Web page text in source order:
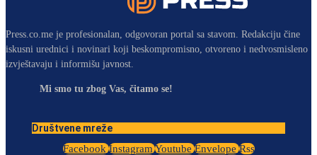
Press.co.me je profesionalan, odgovoran portal sa stavom. Redakciju čine
iskusni urednici i novinari koji beskompromisno, otvoreno i nedvosmisleno
izvještavaju i informišu javnost.
Mi smo tu zbog Vas, čitamo se!
Društvene mreže
Facebook InstagramYoutube Envelope Rss